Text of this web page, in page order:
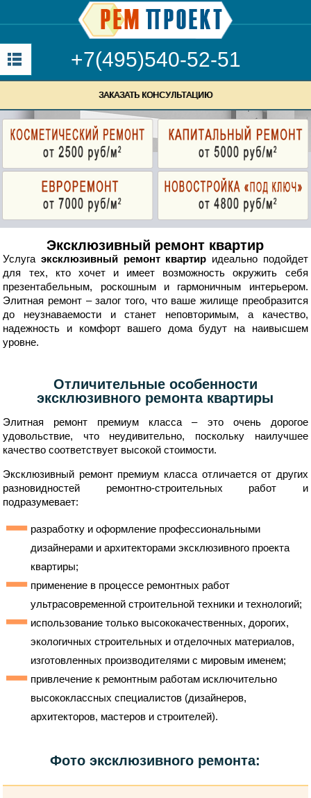
+7(495)540-52-51
ЗАКАЗАТЬ КОНСУЛЬТАЦИЮ
Эксклюзивный ремонт квартир
Услугаэксклюзивный ремонт квартир идеально подойдет
для тех, кто хочет и имеет возможность окружить себя
презентабельным, роскошным и гармоничным интерьером.
Элитная ремонт – залог того, что ваше жилище преобразится
до неузнаваемости и станет неповторимым, а качество,
надежность и комфорт вашего дома будут на наивысшем
уровне.
Отличительные особенности
эксклюзивного ремонта квартиры
Элитная ремонт премиум класса – это очень дорогое
удовольствие, что неудивительно, поскольку наилучшее
качество соответствует высокой стоимости.
Эксклюзивный ремонт премиум класса отличается от других
разновидностей ремонтно-строительных работ и
подразумевает:
разработку и оформление профессиональными
дизайнерами и архитекторами эксклюзивного проекта
квартиры;
применение в процессе ремонтных работ
ультрасовременной строительной техники и технологий;
использование только высококачественных, дорогих,
экологичных строительных и отделочных материалов,
изготовленных производителями с мировым именем;
привлечение к ремонтным работам исключительно
высококлассных специалистов (дизайнеров,
архитекторов, мастеров и строителей).
Фото эксклюзивного ремонта: